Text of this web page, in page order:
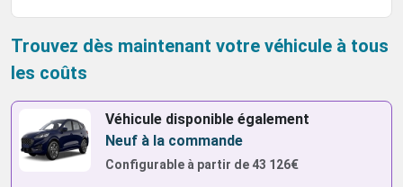
Trouvez dès maintenant votre véhicule à tous
les coûts
Véhicule disponible également
Neuf à la commande
Configurable à partir de43 126€